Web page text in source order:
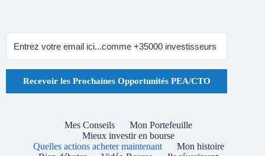
Recevoir les Prochaines Opportunités PEA/CTO
Mes Conseils
Mon Portefeuille
Mieux investir en bourse
Quelles actions acheter maintenant
Mon histoire